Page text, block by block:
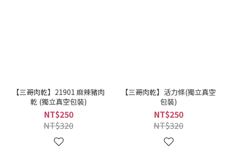
【三哥肉乾】21901 麻辣豬肉
乾 (獨立真空包裝)
NT$250
NT$320
【三哥肉乾】活力條(獨立真空
包裝)
NT$250
NT$320